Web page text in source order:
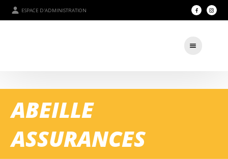
ESPACE D'ADMINISTRATION
ABEILLE
ASSURANCES